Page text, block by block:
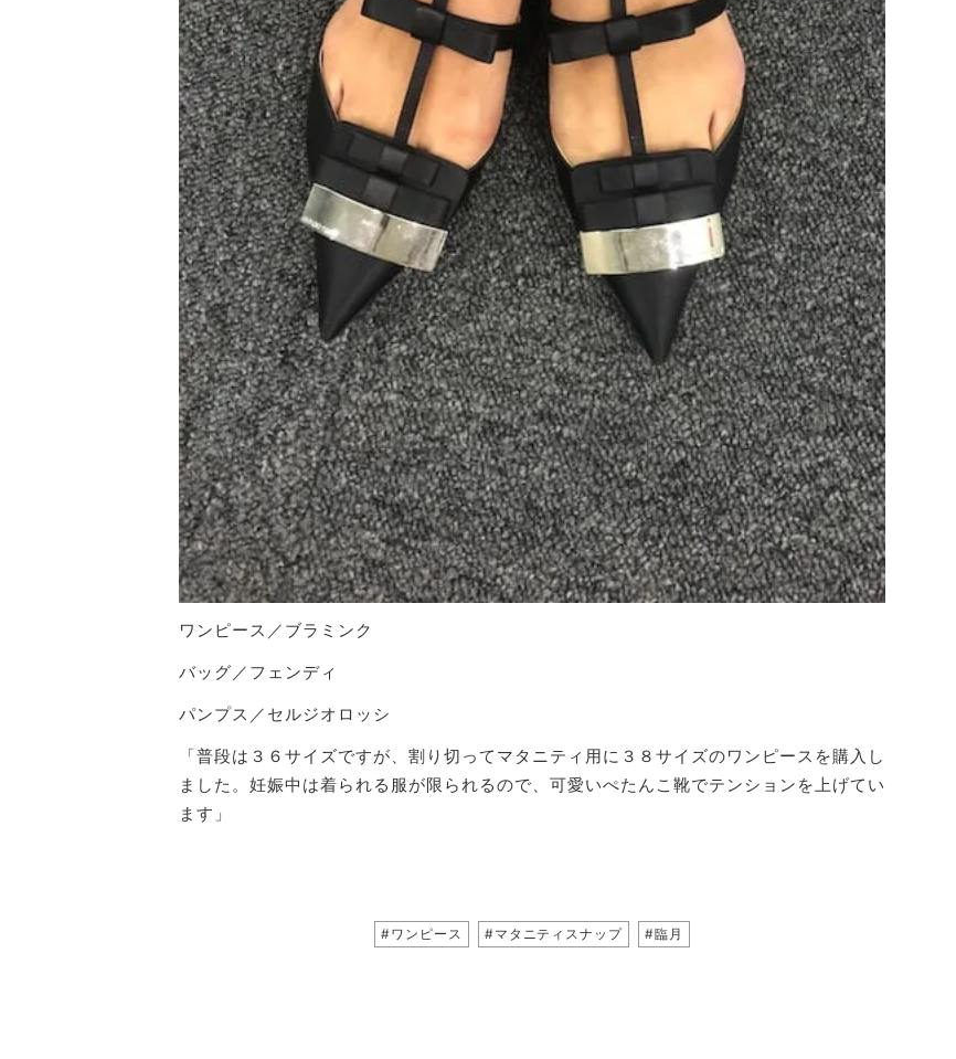
ワンピース／ブラミンク
バッグ／フェンディ
パンプス／セルジオロッシ
「普段は３６サイズですが、割り切ってマタニティ用に３８サイズのワンピースを購入し
ました。妊娠中は着られる服が限られるので、可愛いぺたんこ靴でテンションを上げてい
ます」
#ワンピース #マタニティスナップ #臨月